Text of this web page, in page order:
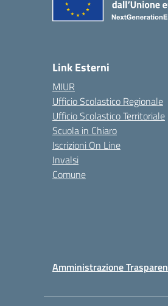
Link Esterni
MIUR
Ufficio Scolastico Regionale
Ufficio Scolastico Territoriale
Scuola in Chiaro
Iscrizioni On Line
Invalsi
Comune
Amministrazione